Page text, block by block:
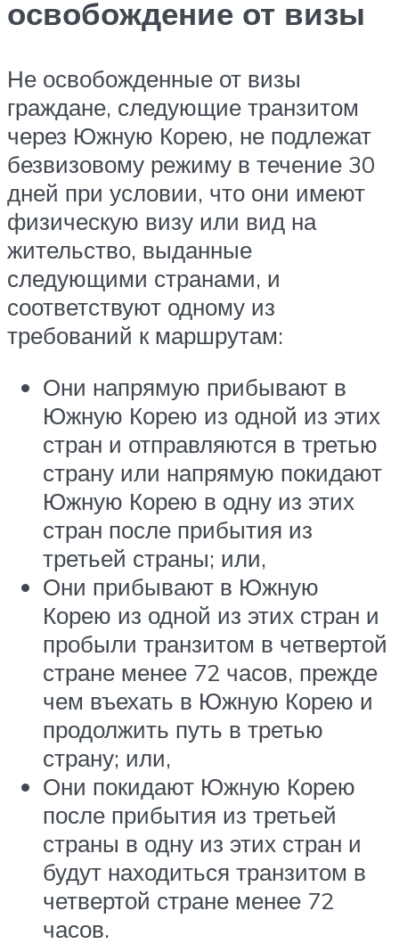
освобождение от визы
Не освобожденные от визы
граждане, следующие транзитом
через Южную Корею, не подлежат
безвизовому режиму в течение 30
дней при условии, что они имеют
физическую визу или вид на
жительство, выданные
следующими странами, и
соответствуют одному из
требований к маршрутам:
Они напрямую прибывают в
Южную Корею из одной из этих
стран и отправляются в третью
страну или напрямую покидают
Южную Корею в одну из этих
стран после прибытия из
третьей страны; или,
Они прибывают в Южную
Корею из одной из этих стран и
пробыли транзитом в четвертой
стране менее 72 часов, прежде
чем въехать в Южную Корею и
продолжить путь в третью
страну; или,
Они покидают Южную Корею
после прибытия из третьей
страны в одну из этих стран и
будут находиться транзитом в
четвертой стране менее 72
часов.